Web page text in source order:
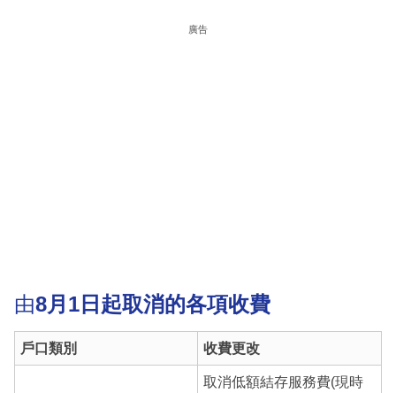
廣告
由8月1日起取消的各項收費
戶口類別 收費更改
取消低額結存服務費(現時